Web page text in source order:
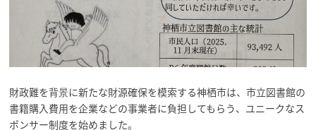
財政難を背景に新たな財源確保を模索する神栖市は、市立図書館の
書籍購入費用を企業などの事業者に負担してもらう、ユニークなス
ポンサー制度を始めました。